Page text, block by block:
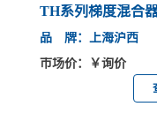
TH系列梯度混合
品 牌：上海沪西
市场价：￥询价